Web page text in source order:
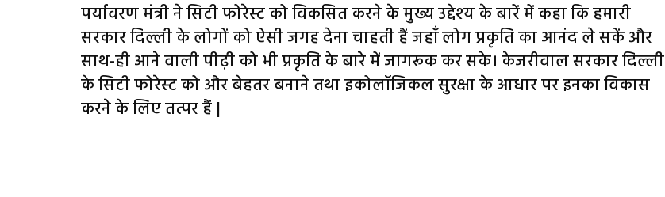
पर्यावरण मंत्री ने सिटी फोरेस्ट को विकसित करने के मुख्य उद्देश्य के बारें में कहा कि हमारी
सरकार दिल्ली के लोगों को ऐसी जगह देना चाहती हैं जहॉं लोग प्रकृति का आनंद ले सकें और
साथ-ही आने वाली पीढ़ी को भी प्रकृति के बारे में जागरूक कर सके। केजरीवाल सरकार दिल्ली
के सिटी फोरेस्ट को और बेहतर बनाने तथा इकोलॉजिकल सुरक्षा के आधार पर इनका विकास
करने के लिए तत्पर हैं |